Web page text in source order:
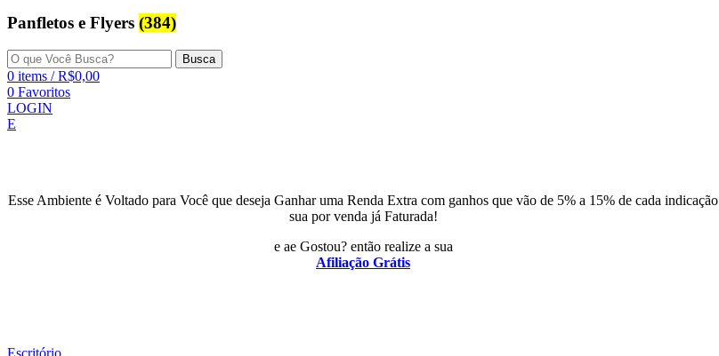
Panfletos e Flyers (384)
Busca
0 items / R$0,00
0 Favoritos
LOGIN
E
Esse Ambiente é Voltado para Você que deseja Ganhar uma Renda Extra com ganhos que vão de 5% a 15% de cada indicação
sua por venda já Faturada!
e ae Gostou? então realize a sua
Afiliação Grátis
Escritório